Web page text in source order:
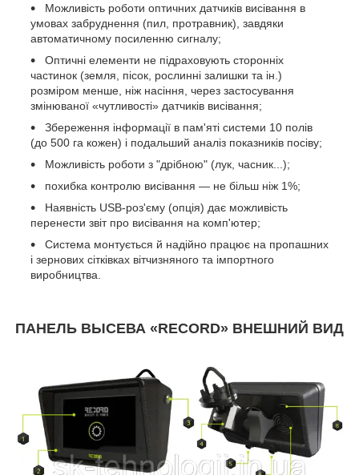
Можливість роботи оптичних датчиків висівання в
умовах забруднення (пил, протравник), завдяки
автоматичному посиленню сигналу;
Оптичні елементи не підраховують сторонніх
частинок (земля, пісок, рослинні залишки та ін.)
розміром менше, ніж насіння, через застосування
змінюваної «чутливості» датчиків висівання;
Збереження інформації в пам'яті системи 10 полів
(до 500 га кожен) і подальший аналіз показників посіву;
Можливість роботи з "дрібною" (лук, часник...);
похибка контролю висівання — не більш ніж 1%;
Наявність USB-роз'єму (опція) дає можливість
перенести звіт про висівання на комп'ютер;
Система монтується й надійно працює на пропашних
і зернових сітківках вітчизняного та імпортного
виробництва.
ПАНЕЛЬ ВЫСЕВА «RECORD» ВНЕШНИЙ ВИД